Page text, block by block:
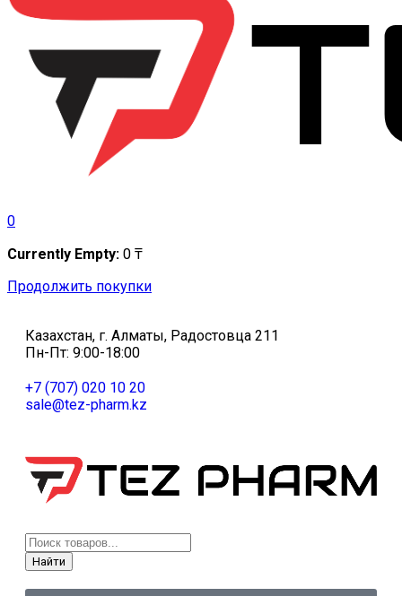
0
Currently Empty: 0 ₸
Продолжить покупки
Казахстан, г. Алматы, Радостовца 211
Пн-Пт: 9:00-18:00
+7 (707) 020 10 20
sale@tez-pharm.kz
Найти